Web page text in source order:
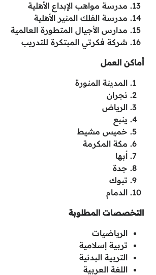
مدرسة مواهب الإبداع الأهلية
مدرسة الفلك المنير الأهلية
مدارس الأجيال المتطورة العالمية
شركة فكرتي المبتكرة للتدريب
أماكن العمل
المدينة المنورة
نجران
الرياض
ينبع
خميس مشيط
مكة المكرمة
أبها
جدة
تبوك
الدمام
التخصصات المطلوبة
الرياضيات
تربية إسلامية
التربية البدنية
اللغة العربية